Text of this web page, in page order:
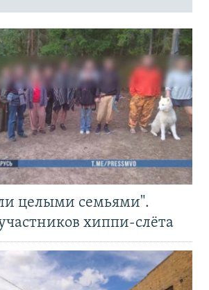
целыми семьями".
хиппи-слёта